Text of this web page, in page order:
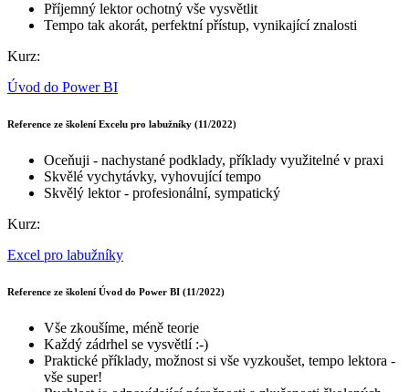
Příjemný lektor ochotný vše vysvětlit
Tempo tak akorát, perfektní přístup, vynikající znalosti
Kurz:
Úvod do Power BI
Reference ze školení Excelu pro labužníky (11/2022)
Oceňuji - nachystané podklady, příklady využitelné v praxi
Skvělé vychytávky, vyhovující tempo
Skvělý lektor - profesionální, sympatický
Kurz:
Excel pro labužníky
Reference ze školení Úvod do Power BI (11/2022)
Vše zkoušíme, méně teorie
Každý zádrhel se vysvětlí :-)
Praktické příklady, možnost si vše vyzkoušet, tempo lektora -
vše super!